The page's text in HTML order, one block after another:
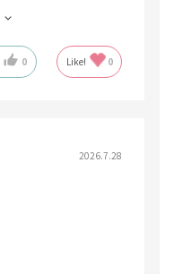
0 Like! 0
2026.7.28